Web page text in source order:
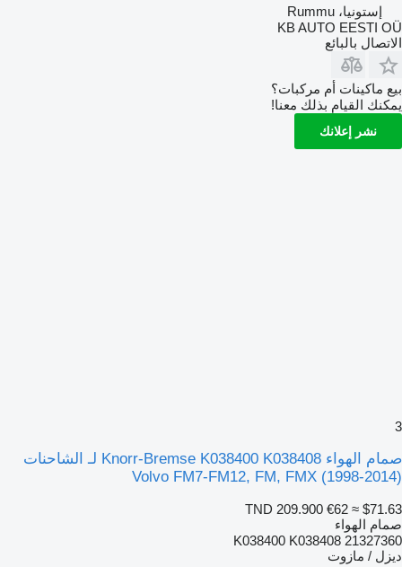
إستونيا، Rummu
KB AUTO EESTI OÜ
الاتصال بالبائع
بيع ماكينات أم مركبات؟
يمكنك القيام بذلك معنا!
نشر إعلانك
3
صمام الهواء Knorr-Bremse K038400 K038408 لـ الشاحنات
Volvo FM7-FM12, FM, FMX (1998-2014)
TND 209.900 €62 ≈ $71.63
صمام الهواء
K038400 K038408 21327360
ديزل / مازوت